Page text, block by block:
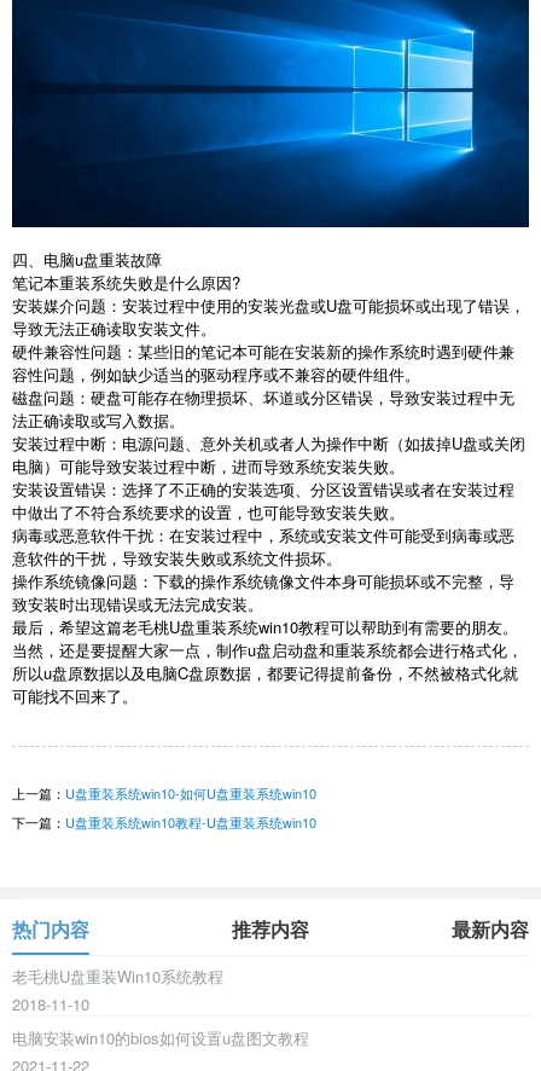
四、电脑u盘重装故障
笔记本重装系统失败是什么原因?
安装媒介问题：安装过程中使用的安装光盘或U盘可能损坏或出现了错误，
导致无法正确读取安装文件。
硬件兼容性问题：某些旧的笔记本可能在安装新的操作系统时遇到硬件兼
容性问题，例如缺少适当的驱动程序或不兼容的硬件组件。
磁盘问题：硬盘可能存在物理损坏、坏道或分区错误，导致安装过程中无
法正确读取或写入数据。
安装过程中断：电源问题、意外关机或者人为操作中断（如拔掉U盘或关闭
电脑）可能导致安装过程中断，进而导致系统安装失败。
安装设置错误：选择了不正确的安装选项、分区设置错误或者在安装过程
中做出了不符合系统要求的设置，也可能导致安装失败。
病毒或恶意软件干扰：在安装过程中，系统或安装文件可能受到病毒或恶
意软件的干扰，导致安装失败或系统文件损坏。
操作系统镜像问题：下载的操作系统镜像文件本身可能损坏或不完整，导
致安装时出现错误或无法完成安装。
最后，希望这篇老毛桃U盘重装系统win10教程可以帮助到有需要的朋友。
当然，还是要提醒大家一点，制作u盘启动盘和重装系统都会进行格式化，
所以u盘原数据以及电脑C盘原数据，都要记得提前备份，不然被格式化就
可能找不回来了。
上一篇： U盘重装系统win10-如何U盘重装系统win10
下一篇： U盘重装系统win10教程-U盘重装系统win10
热门内容 推荐内容 最新内容
老毛桃U盘重装Win10系统教程
2018-11-10
电脑安装win10的bios如何设置u盘图文教程
2021-11-22